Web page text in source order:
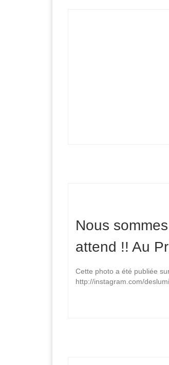
Nous
attend !! Au
Cette photo a été publiée
http://instagram.com/